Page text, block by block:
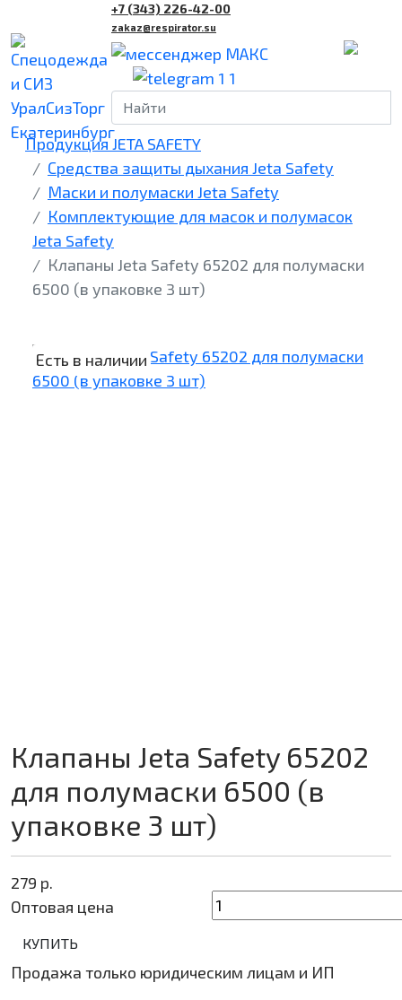
+7 (343) 226-42-00
zakaz@respirator.su
Продукция JETA SAFETY
Средства защиты дыхания Jeta Safety
Маски и полумаски Jeta Safety
Комплектующие для масок и полумасок
Jeta Safety
Клапаны Jeta Safety 65202 для полумаски
6500 (в упаковке 3 шт)
Есть в наличии
Клапаны Jeta Safety 65202
для полумаски 6500 (в
упаковке 3 шт)
279 р.
Оптовая цена
КУПИТЬ
Продажа только юридическим лицам и ИП